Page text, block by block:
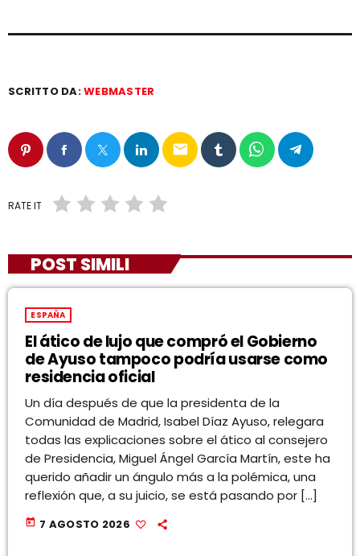
SCRITTO DA:WEBMASTER
email
RATE IT
POST SIMILI
ESPAÑA
El ático de lujo que compró el Gobierno
de Ayuso tampoco podría usarse como
residencia oficial
Un día después de que la presidenta de la
Comunidad de Madrid, Isabel Díaz Ayuso, relegara
todas las explicaciones sobre el ático al consejero
de Presidencia, Miguel Ángel García Martín, este ha
querido añadir un ángulo más a la polémica, una
reflexión que, a su juicio, se está pasando por […]
today 7 AGOSTO 2026